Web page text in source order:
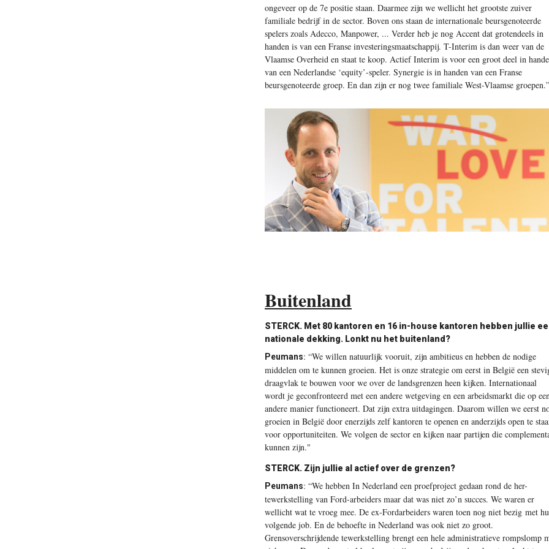
ongeveer op de 7e positie staan. Daarmee zijn we wellicht het grootste zuiver
familiale bedrijf in de sector. Boven ons staan de internationale beursgenoteerde
spelers zoals Adecco, Manpower, ... Verder heb je nog Accent dat grotendeels in
handen is van een Franse investeringsmaatschappij. T-Interim is dan weer van de
Vlaamse Overheid en staat te koop. Actief Interim is voor een groot deel in
van een Nederlandse ‘equity’-speler. Synergie is in handen van een Franse
beursgenoteerde groep. En dan zijn er nog twee familiale West-Vlaamse groepen.”
Buitenland
STERCK. Met 80 kantoren en 16 in-house kantoren hebben jullie
nationale dekking. Lonkt nu het buitenland?
Peumans: “We willen natuurlijk vooruit, zijn ambitieus en hebben de nodige
middelen om te kunnen groeien. Het is onze strategie om eerst in België een
draagvlak te bouwen voor we over de landsgrenzen heen kijken. Internationaal
wordt je geconfronteerd met een andere wetgeving en een arbeidsmarkt die op
andere manier functioneert. Dat zijn extra uitdagingen. Daarom willen we eerst
groeien in België door enerzijds zelf kantoren te openen en anderzijds open te
voor opportuniteiten. We volgen de sector en kijken naar partijen die
kunnen zijn."
STERCK. Zijn jullie al actief over de grenzen?
Peumans: “We hebben In Nederland een proefproject gedaan rond de her-
tewerkstelling van Ford-arbeiders maar dat was niet zo’n succes. We waren er
wellicht wat te vroeg mee. De ex-Fordarbeiders waren toen nog niet bezig met
volgende job. En de behoefte in Nederland was ook niet zo groot.
Grensoverschrijdende tewerkstelling brengt een hele administratieve rompslomp